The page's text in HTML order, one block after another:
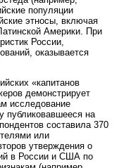
популяции
этносы, включая
Америки. При
России,
оказывается
«капитанов
демонстрирует
исследование
на
составила 370
или
утверждения о
в России и США по